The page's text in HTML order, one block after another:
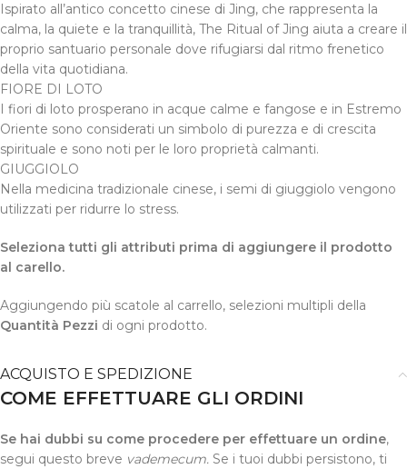
Ispirato all’antico concetto cinese di Jing, che rappresenta la
calma, la quiete e la tranquillità, The Ritual of Jing aiuta a creare il
proprio santuario personale dove rifugiarsi dal ritmo frenetico
della vita quotidiana.
FIORE DI LOTO
I fiori di loto prosperano in acque calme e fangose e in Estremo
Oriente sono considerati un simbolo di purezza e di crescita
spirituale e sono noti per le loro proprietà calmanti.
GIUGGIOLO
Nella medicina tradizionale cinese, i semi di giuggiolo vengono
utilizzati per ridurre lo stress.
Seleziona tutti gli attributi prima di aggiungere il prodotto
al carello.
Aggiungendo più scatole al carrello, selezioni multipli della
Quantità Pezzi di ogni prodotto.
ACQUISTO E SPEDIZIONE
COME EFFETTUARE GLI ORDINI
Se hai dubbi su come procedere per effettuare un ordine,
segui questo breve vademecum. Se i tuoi dubbi persistono, ti